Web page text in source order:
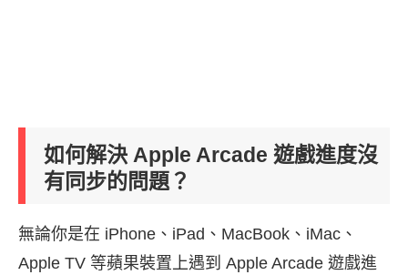
如何解決 Apple Arcade 遊戲進度沒
有同步的問題？
無論你是在 iPhone、iPad、MacBook、iMac、
Apple TV 等蘋果裝置上遇到 Apple Arcade 遊戲進